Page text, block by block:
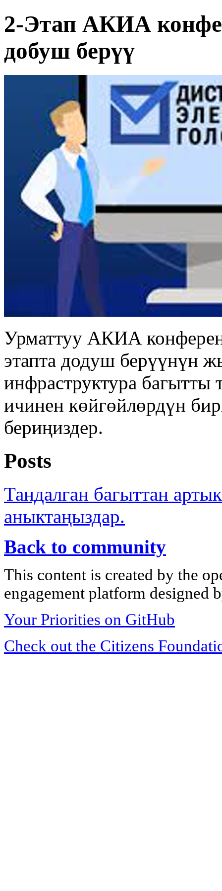
2-Этап АКИА
добуш берүү
Урматтуу АКИА
этапта додуш берүүнүн
инфраструктура багытты
ичинен көйгөйлөрдүн
бериңиздер.
Posts
Тандалган багыттан
аныктаңыздар.
Back to community
This content is created by the
engagement platform designed
Your Priorities on GitHub
Check out the Citizens